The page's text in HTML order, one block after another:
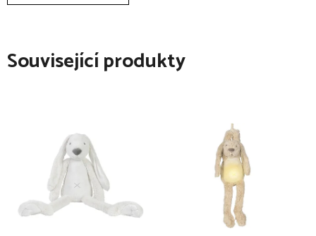
Související produkty